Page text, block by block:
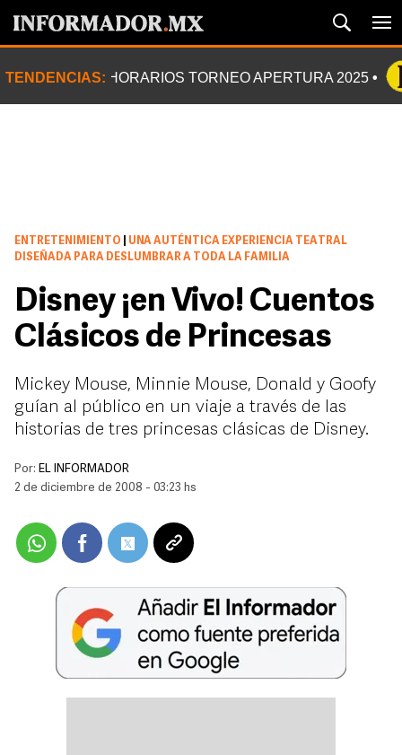
TENDENCIAS: HORARIOS TORNEO APERTURA 2025
ENTRETENIMIENTO
UNA AUTÉNTICA EXPERIENCIA TEATRAL
DISEÑADA PARA DESLUMBRAR A TODA LA FAMILIA
Disney ¡en Vivo! Cuentos
Clásicos de Princesas
Mickey Mouse, Minnie Mouse, Donald y Goofy
guían al público en un viaje a través de las
historias de tres princesas clásicas de Disney.
Por: EL INFORMADOR
2 de diciembre de 2008 - 03:23 hs